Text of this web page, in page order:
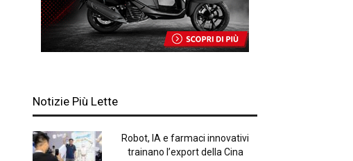
Notizie Più Lette
Robot, IA e farmaci innovativi
trainano l’export della Cina